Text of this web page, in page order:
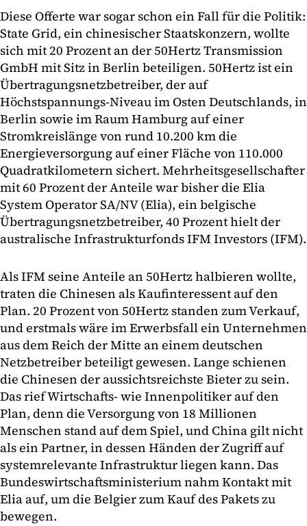
Diese Offerte war sogar schon ein Fall für die Politik:
State Grid, ein chinesischer Staatskonzern, wollte
sich mit 20 Prozent an der 50Hertz Transmission
GmbH mit Sitz in Berlin beteiligen. 50Hertz ist ein
Übertragungsnetzbetreiber, der auf
Höchstspannungs-Niveau im Osten Deutschlands, in
Berlin sowie im Raum Hamburg auf einer
Stromkreislänge von rund 10.200 km die
Energieversorgung auf einer Fläche von 110.000
Quadratkilometern sichert. Mehrheitsgesellschafter
mit 60 Prozent der Anteile war bisher die Elia
System Operator SA/NV (Elia), ein belgische
Übertragungsnetzbetreiber, 40 Prozent hielt der
australische Infrastrukturfonds IFM Investors (IFM).
Als IFM seine Anteile an 50Hertz halbieren wollte,
traten die Chinesen als Kaufinteressent auf den
Plan. 20 Prozent von 50Hertz standen zum Verkauf,
und erstmals wäre im Erwerbsfall ein Unternehmen
aus dem Reich der Mitte an einem deutschen
Netzbetreiber beteiligt gewesen. Lange schienen
die Chinesen der aussichtsreichste Bieter zu sein.
Das rief Wirtschafts- wie Innenpolitiker auf den
Plan, denn die Versorgung von 18 Millionen
Menschen stand auf dem Spiel, und China gilt nicht
als ein Partner, in dessen Händen der Zugriff auf
systemrelevante Infrastruktur liegen kann. Das
Bundeswirtschaftsministerium nahm Kontakt mit
Elia auf, um die Belgier zum Kauf des Pakets zu
bewegen.